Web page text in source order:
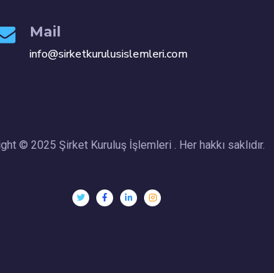
Mail
info@sirketkurulusislemleri.com
© 2025 Şirket Kuruluş İşlemleri . Her hakkı saklıdır.